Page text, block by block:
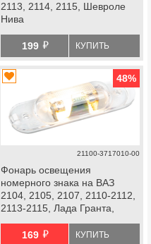
2113, 2114, 2115, Шевроле
Нива
199 й КУПИТЬ
48%
21100-3717010-00
Фонарь освещения
номерного знака на ВАЗ
2104, 2105, 2107, 2110-2112,
2113-2115, Лада Гранта,
169 й КУПИТЬ